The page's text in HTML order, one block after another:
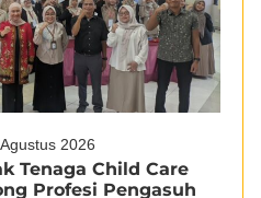
2026
Tenaga Child Care
Profesi Pengasuh